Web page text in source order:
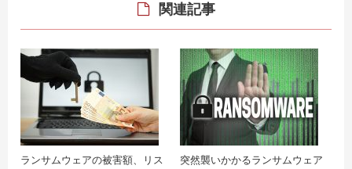
関連記事
ランサムウェアの被害額、リス
突然襲いかかるランサムウェア